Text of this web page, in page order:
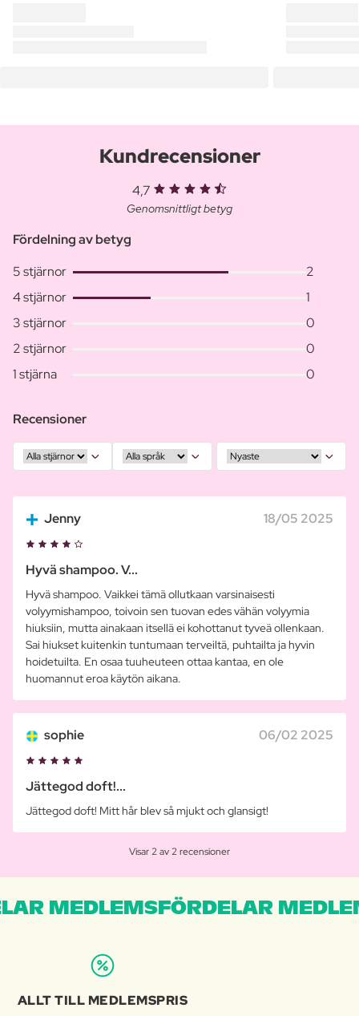
Kundrecensioner
4,7
Genomsnittligt betyg
Fördelning av betyg
5 stjärnor
2
4 stjärnor
1
3 stjärnor
0
2 stjärnor
0
1 stjärna
0
Recensioner
Jenny 18/05 2025
Hyvä shampoo. V...
Hyvä shampoo. Vaikkei tämä ollutkaan varsinaisesti
volyymishampoo, toivoin sen tuovan edes vähän volyymia
hiuksiin, mutta ainakaan itsellä ei kohottanut tyveä ollenkaan.
Sai hiukset kuitenkin tuntumaan terveiltä, puhtailta ja hyvin
hoidetuilta. En osaa tuuheuteen ottaa kantaa, en ole
huomannut eroa käytön aikana.
sophie 06/02 2025
Jättegod doft!...
Jättegod doft! Mitt hår blev så mjukt och glansigt!
Visar 2 av 2 recensioner
MEDLEMSFÖRDELAR
ALLT TILL MEDLEMSPRIS